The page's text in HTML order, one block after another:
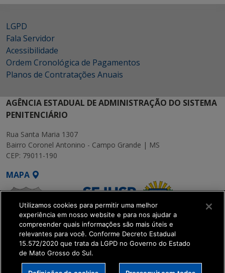
LGPD
Fala Servidor
Acessibilidade
Ordem Cronológica de Pagamentos
Planos de Contratações Anuais
AGÊNCIA ESTADUAL DE ADMINISTRAÇÃO DO SISTEMA
PENITENCIÁRIO
Rua Santa Maria 1307
Bairro Coronel Antonino - Campo Grande | MS
CEP: 79011-190
MAPA
SETDIG | Secretaria-
Executiva de
Utilizamos cookies para permitir uma melhor
experiência em nosso website e para nos ajudar a
compreender quais informações são mais úteis e
relevantes para você. Conforme Decreto Estadual
15.572/2020 que trata da LGPD no Governo do Estado
de Mato Grosso do Sul.